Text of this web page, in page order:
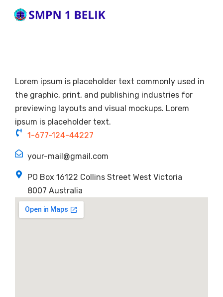
Lorem ipsum is placeholder text commonly used in
the graphic, print, and publishing industries for
previewing layouts and visual mockups. Lorem
ipsum is placeholder text.
1-677-124-44227
your-mail@gmail.com
PO Box 16122 Collins Street West Victoria
8007 Australia